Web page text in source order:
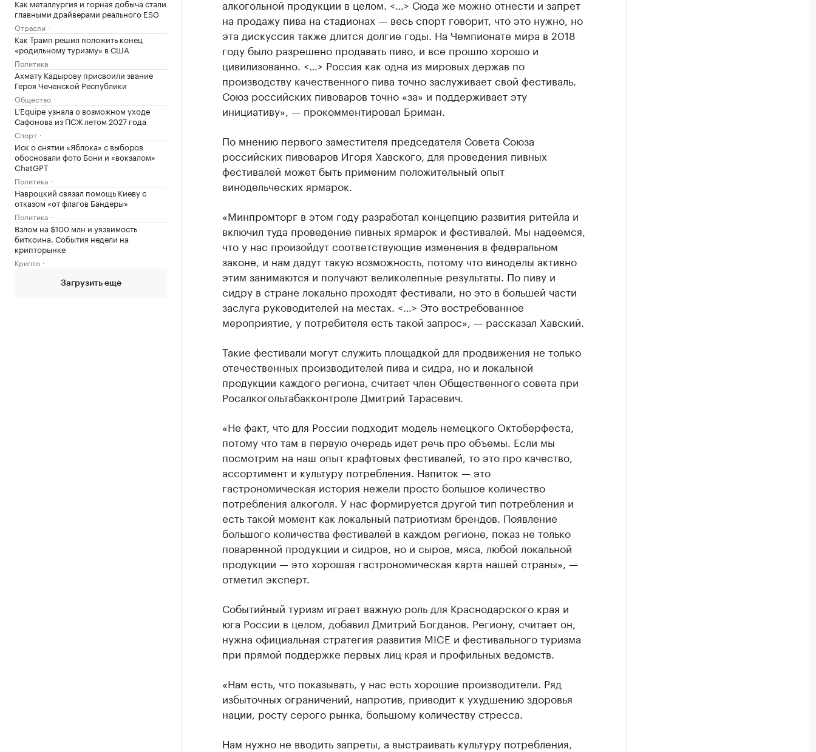
Как металлургия и горная добыча стали
главными драйверами реального ESG
Отрасли
Как Трамп решил положить конец
«родильному туризму» в США
Политика
Ахмату Кадырову присвоили звание
Героя Чеченской Республики
Общество
L'Equipe узнала о возможном уходе
Сафонова из ПСЖ летом 2027 года
Спорт
Иск о снятии «Яблока» с выборов
обосновали фото Бони и «вокзалом»
ChatGPT
Политика
Навроцкий связал помощь Киеву с
отказом «от флагов Бандеры»
Политика
Взлом на $100 млн и уязвимость
биткоина. События недели на
крипторынке
Крипто
Загрузить еще
алкогольной продукции в целом. <…> Сюда же можно отнести и запрет
на продажу пива на стадионах — весь спорт говорит, что это нужно, но
эта дискуссия также длится долгие годы. На Чемпионате мира в 2018
году было разрешено продавать пиво, и все прошло хорошо и
цивилизованно. <…> Россия как одна из мировых держав по
производству качественного пива точно заслуживает свой фестиваль.
Союз российских пивоваров точно «за» и поддерживает эту
инициативу», — прокомментировал Бриман.
По мнению первого заместителя председателя Совета Союза
российских пивоваров Игоря Хавского, для проведения пивных
фестивалей может быть применим положительный опыт
винодельческих ярмарок.
«Минпромторг в этом году разработал концепцию развития ритейла и
включил туда проведение пивных ярмарок и фестивалей. Мы надеемся,
что у нас произойдут соответствующие изменения в федеральном
законе, и нам дадут такую возможность, потому что виноделы активно
этим занимаются и получают великолепные результаты. По пиву и
сидру в стране локально проходят фестивали, но это в большей части
заслуга руководителей на местах. <…> Это востребованное
мероприятие, у потребителя есть такой запрос», — рассказал Хавский.
Такие фестивали могут служить площадкой для продвижения не только
отечественных производителей пива и сидра, но и локальной
продукции каждого региона, считает член Общественного совета при
Росалкогольтабакконтроле Дмитрий Тарасевич.
«Не факт, что для России подходит модель немецкого Октоберфеста,
потому что там в первую очередь идет речь про объемы. Если мы
посмотрим на наш опыт крафтовых фестивалей, то это про качество,
ассортимент и культуру потребления. Напиток — это
гастрономическая история нежели просто большое количество
потребления алкоголя. У нас формируется другой тип потребления и
есть такой момент как локальный патриотизм брендов. Появление
большого количества фестивалей в каждом регионе, показ не только
поваренной продукции и сидров, но и сыров, мяса, любой локальной
продукции — это хорошая гастрономическая карта нашей страны», —
отметил эксперт.
Событийный туризм играет важную роль для Краснодарского края и
юга России в целом, добавил Дмитрий Богданов. Региону, считает он,
нужна официальная стратегия развития MICE и фестивального туризма
при прямой поддержке первых лиц края и профильных ведомств.
«Нам есть, что показывать, у нас есть хорошие производители. Ряд
избыточных ограничений, напротив, приводит к ухудшению здоровья
нации, росту серого рынка, большому количеству стресса.
Нам нужно не вводить запреты, а выстраивать культуру потребления,